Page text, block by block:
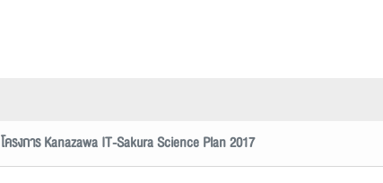
โครงการ Kanazawa IT-Sakura Science Plan 2017